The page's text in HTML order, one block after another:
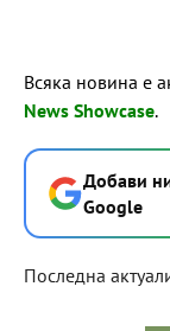
Всяка новина е
News Showcase.
Добави
Google
Последна